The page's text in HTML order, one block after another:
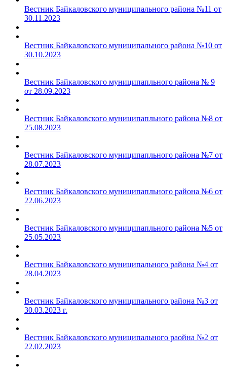
Вестник Байкаловского муниципального района №11 от
30.11.2023
Вестник Байкаловского муниципального района №10 от
30.10.2023
Вестник Байкаловского муниципапльного района № 9
от 28.09.2023
Вестник Байкаловского муниципапльного района №8 от
25.08.2023
Вестник Байкаловского муниципапльного района №7 от
28.07.2023
Вестник Байкаловского муниципапльного района №6 от
22.06.2023
Вестник Байкаловского муниципапльного района №5 от
25.05.2023
Вестник Байкаловского муниципального района №4 от
28.04.2023
Вестник Байкаловского муниципального района №3 от
30.03.2023 г.
Вестник Байкаловского муниципального раойна №2 от
22.02.2023